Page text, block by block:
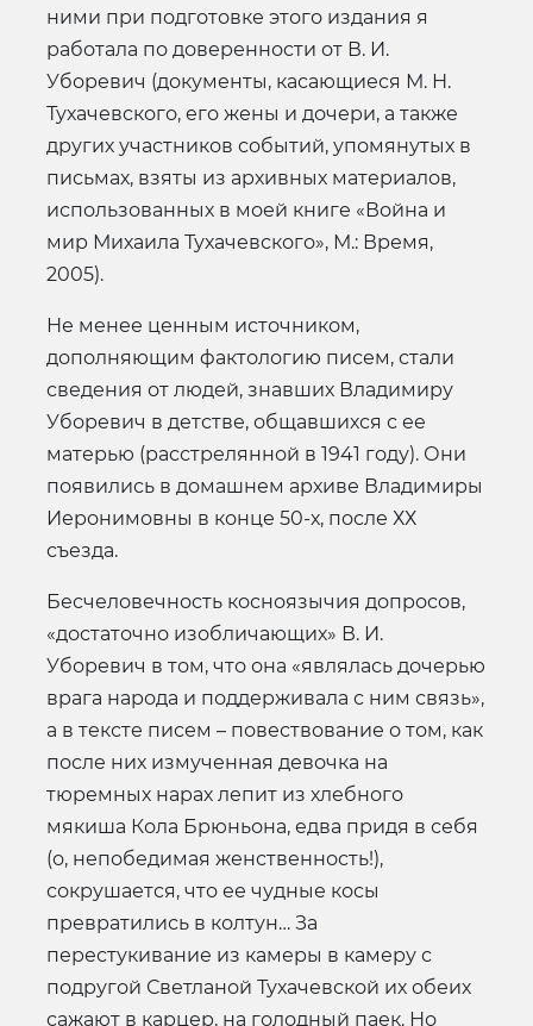
ними при подготовке этого издания я
работала по доверенности от В. И.
Уборевич (документы, касающиеся М. Н.
Тухачевского, его жены и дочери, а также
других участников событий, упомянутых в
письмах, взяты из архивных материалов,
использованных в моей книге «Война и
мир Михаила Тухачевского», М.: Время,
2005).
Не менее ценным источником,
дополняющим фактологию писем, стали
сведения от людей, знавших Владимиру
Уборевич в детстве, общавшихся с ее
матерью (расстрелянной в 1941 году). Они
появились в домашнем архиве Владимиры
Иеронимовны в конце 50-х, после ХХ
съезда.
Бесчеловечность косноязычия допросов,
«достаточно изобличающих» В. И.
Уборевич в том, что она «являлась дочерью
врага народа и поддерживала с ним связь»,
а в тексте писем – повествование о том, как
после них измученная девочка на
тюремных нарах лепит из хлебного
мякиша Кола Брюньона, едва придя в себя
(о, непобедимая женственность!),
сокрушается, что ее чудные косы
превратились в колтун… За
перестукивание из камеры в камеру с
подругой Светланой Тухачевской их обеих
сажают в карцер, на голодный паек. Но